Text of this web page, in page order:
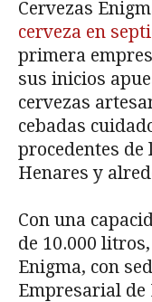
Cervezas
cerveza en
primera
sus inicios
cervezas
cebadas
procedentes de
Henares y
Con una
de 10.000
Enigma, con
Empresarial de